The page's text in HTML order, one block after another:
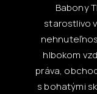
Babony
starostlivo
hlbokom
práva,
s bohatými